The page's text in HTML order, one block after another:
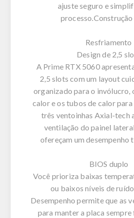
ajuste seguro e
processo.Construção
Resfriamento
Design de 2,5
A Prime RTX 5060
2,5 slots com um layout
organizado para o invólucro,
calor e os tubos de calor
três ventoinhas Axial-tech
ventilação do painel
ofereçam um desempenho
BIOS duplo
Você prioriza baixas
ou baixos níveis de
Desempenho permite que as
para manter a placa sempre